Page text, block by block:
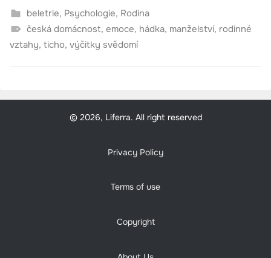
beletrie, Psychologie, Rodina
česká domácnost, emoce, hádka, manželství, rodinné
vztahy, ticho, výčitky svědomí
© 2026, Liferra. All right reserved
Privacy Policy
Terms of use
Copyright